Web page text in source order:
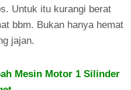
Untuk itu kurangi berat
bbm. Bukan hanya hemat
jajan.
Mesin Motor 1 Silinder